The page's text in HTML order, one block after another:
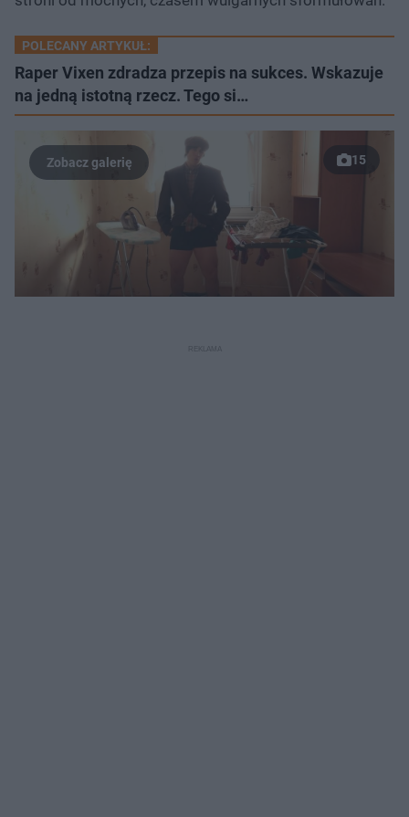
POLECANY ARTYKUŁ:
Raper Vixen zdradza przepis na sukces. Wskazuje
na jedną istotną rzecz. Tego si…
15